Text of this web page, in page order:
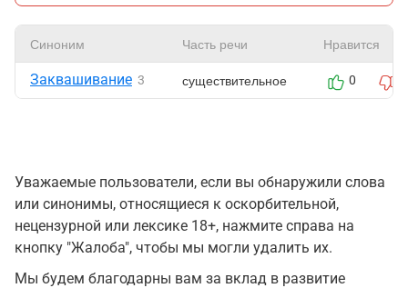
Синоним Часть речи Нравится
Заквашивание 3 существительное 0
Уважаемые пользователи, если вы обнаружили слова
или синонимы, относящиеся к оскорбительной,
нецензурной или лексике 18+, нажмите справа на
кнопку "Жалоба", чтобы мы могли удалить их.
Мы будем благодарны вам за вклад в развитие